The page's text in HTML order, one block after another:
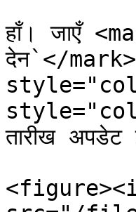
हाँ। जाएँ
देन`</
तारीख